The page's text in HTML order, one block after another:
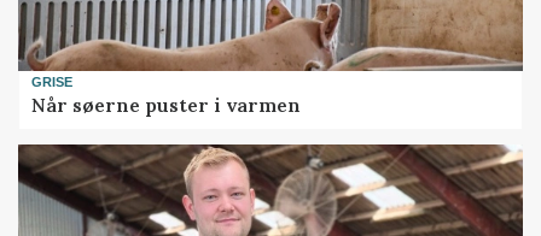
GRISE
Når søerne puster i varmen